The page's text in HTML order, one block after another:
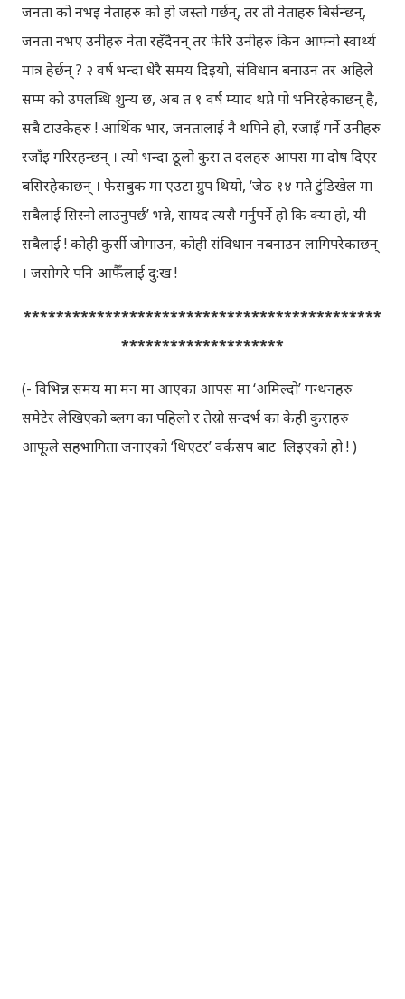
जनता को नभइ नेताहरु को हो जस्तो गर्छन्, तर ती नेताहरु बिर्सन्छन्,
जनता नभए उनीहरु नेता रहँदैनन् तर फेरि उनीहरु किन आफ्नो स्वार्थ्य
मात्र हेर्छन् ? २ वर्ष भन्दा धेरै समय दिइयो, संविधान बनाउन तर अहिले
सम्म को उपलब्धि शुन्य छ, अब त १ वर्ष म्याद थप्ने पो भनिरहेकाछन् है,
सबै टाउकेहरु ! आर्थिक भार, जनतालाई नै थपिने हो, रजाइँ गर्ने उनीहरु
रजाँइ गरिरहन्छन् । त्यो भन्दा ठूलो कुरा त दलहरु आपस मा दोष दिएर
बसिरहेकाछन् । फेसबुक मा एउटा ग्रुप थियो, ‘जेठ १४ गते टुंडिखेल मा
सबैलाई सिस्नो लाउनुपर्छ’ भन्ने, सायद त्यसै गर्नुपर्ने हो कि क्या हो, यी
सबैलाई ! कोही कुर्सी जोगाउन, कोही संविधान नबनाउन लागिपरेकाछन्
। जसोगरे पनि आफैँलाई दु:ख !
********************************************
********************
(- विभिन्न समय मा मन मा आएका आपस मा ‘अमिल्दो’ गन्थनहरु
समेटेर लेखिएको ब्लग का पहिलो र तेस्रो सन्दर्भ का केही कुराहरु
आफूले सहभागिता जनाएको ‘थिएटर’ वर्कसप बाट लिइएको हो ! )